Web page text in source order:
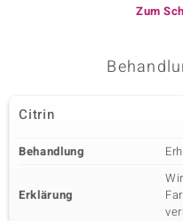
Markasit
0,112 ct
Pavéfassung
Zum
Citrin
Behandlung
Erklärung